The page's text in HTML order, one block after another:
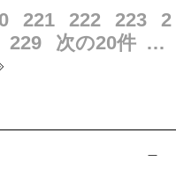
221 222 223
2
229 次の20件 …